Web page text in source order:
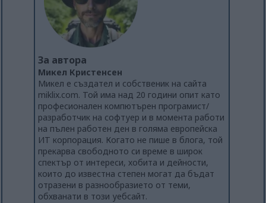
За автора
Микел Кристенсен
Микел е създател и собственик на сайта
miklix.com. Той има над 20 години опит като
професионален компютърен програмист/
разработчик на софтуер и в момента работи
на пълен работен ден в голяма европейска
ИТ корпорация. Когато не пише в блога, той
прекарва свободното си време в широк
спектър от интереси, хобита и дейности,
които до известна степен могат да бъдат
отразени в разнообразието от теми,
обхванати в този уебсайт.